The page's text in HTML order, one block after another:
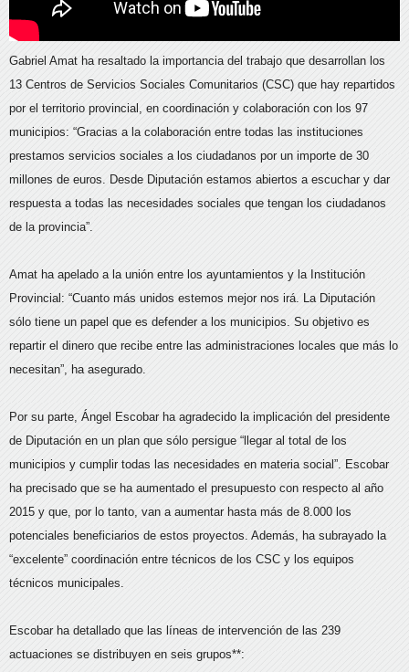
Gabriel Amat ha resaltado la importancia del trabajo que desarrollan los
13 Centros de Servicios Sociales Comunitarios (CSC) que hay repartidos
por el territorio provincial, en coordinación y colaboración con los 97
municipios: “Gracias a la colaboración entre todas las instituciones
prestamos servicios sociales a los ciudadanos por un importe de 30
millones de euros. Desde Diputación estamos abiertos a escuchar y dar
respuesta a todas las necesidades sociales que tengan los ciudadanos
de la provincia”.
Amat ha apelado a la unión entre los ayuntamientos y la Institución
Provincial: “Cuanto más unidos estemos mejor nos irá. La Diputación
sólo tiene un papel que es defender a los municipios. Su objetivo es
repartir el dinero que recibe entre las administraciones locales que más lo
necesitan”, ha asegurado.
Por su parte, Ángel Escobar ha agradecido la implicación del presidente
de Diputación en un plan que sólo persigue “llegar al total de los
municipios y cumplir todas las necesidades en materia social”. Escobar
ha precisado que se ha aumentado el presupuesto con respecto al año
2015 y que, por lo tanto, van a aumentar hasta más de 8.000 los
potenciales beneficiarios de estos proyectos. Además, ha subrayado la
“excelente” coordinación entre técnicos de los CSC y los equipos
técnicos municipales.
Escobar ha detallado que las líneas de intervención de las 239
actuaciones se distribuyen en seis grupos**: